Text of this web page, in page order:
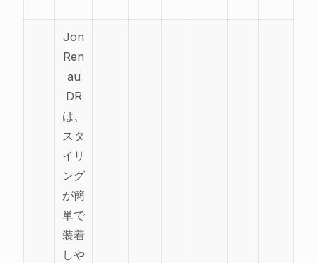
Jon
Ren
au
DR
は、
スタ
イリ
ング
が簡
単で
装着
しや